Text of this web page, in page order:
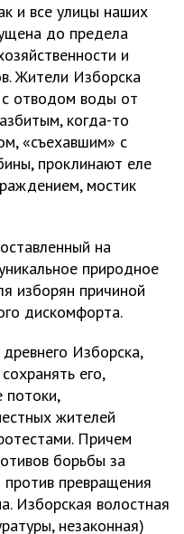
и все улицы наших
до предела
и
Жители Изборска
с отводом воды от
когда-то
«съехавшим» с
проклинают еле
мостик
на
природное
изборян причиной
дискомфорта.
Изборска,
его,
потоки,
жителей
Причем
борьбы за
превращения
Изборская волостная
незаконная)